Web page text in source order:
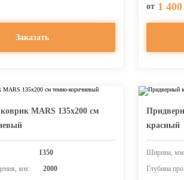
Заказать
от 1 400
MARS 135х200 см
1350
мм:
2000
красный
Ширина,
Глубина